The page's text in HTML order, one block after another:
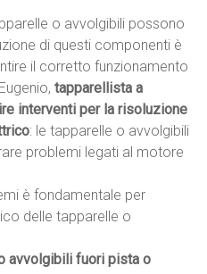
o avvolgibili possono
di questi componenti è
il corretto funzionamento
tapparellista a
interventi per la risoluzione
: le tapparelle o avvolgibili
problemi legati al motore
è fondamentale per
delle tapparelle o
avvolgibili fuori pista o